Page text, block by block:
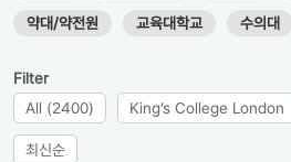
약대/약전원 교육대학교 수의대
Filter
All (2400)
King’s College London
최신순